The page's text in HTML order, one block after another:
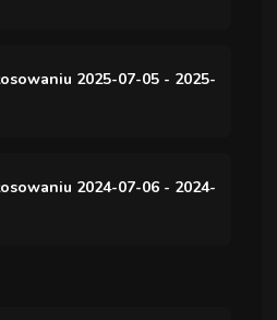
2025-07-05 - 2025-
2024-07-06 - 2024-